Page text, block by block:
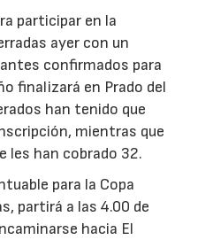
participar en la
ayer con un
confirmados para
finalizará en Prado del
han tenido que
mientras que
les han cobrado 32.
para la Copa
partirá a las 4.00 de
hacia El